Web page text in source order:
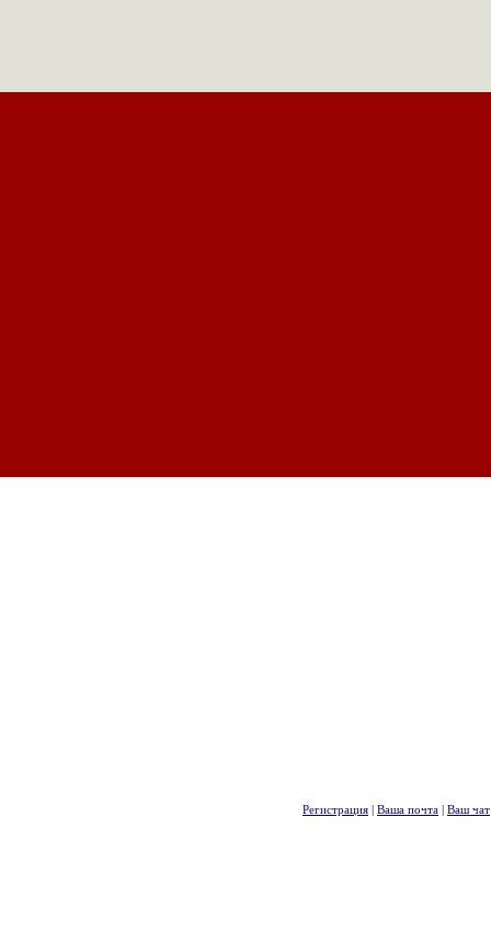
Регистрация | Ваша почта | Ваш чат